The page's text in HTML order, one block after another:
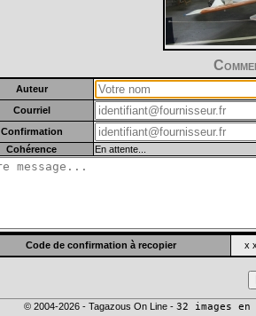
Auteur
Courriel
Confirmation
Cohérence
En attente...
Code de confirmation à recopier x
© 2004-2026 - Tagazous On Line - 32 images en